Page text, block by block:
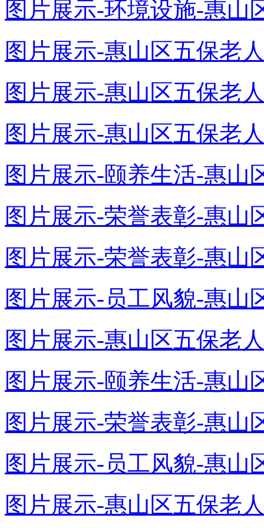
图片展示-环境设施-惠山
图片展示-惠山区五保老
图片展示-惠山区五保老
图片展示-惠山区五保老
图片展示-颐养生活-惠山
图片展示-荣誉表彰-惠山
图片展示-荣誉表彰-惠山
图片展示-员工风貌-惠山
图片展示-惠山区五保老
图片展示-颐养生活-惠山
图片展示-荣誉表彰-惠山
图片展示-员工风貌-惠山
图片展示-惠山区五保老